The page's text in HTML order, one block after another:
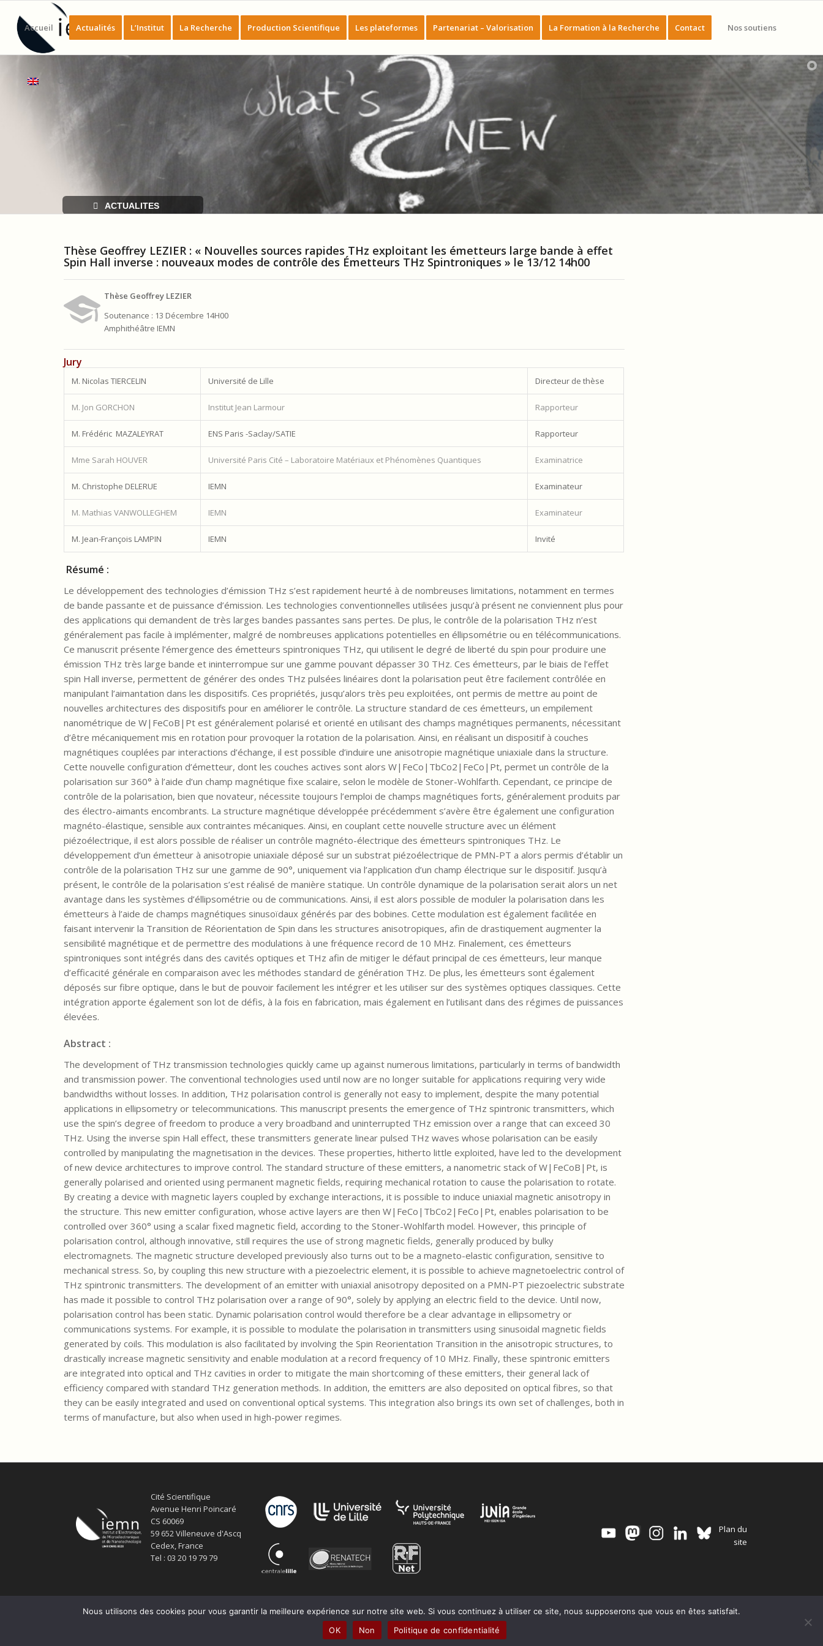
Accueil Actualités L’Institut La Recherche Production Scientifique Les plateformes Partenariat – Valorisation La Formation à la Recherche Contact Nos soutiens
ACTUALITES
Thèse Geoffrey LEZIER : « Nouvelles sources rapides THz exploitant les émetteurs large bande à effet
Spin Hall inverse : nouveaux modes de contrôle des Émetteurs THz Spintroniques » le 13/12 14h00
Thèse Geoffrey LEZIER
Soutenance : 13 Décembre 14H00
Amphithéâtre IEMN
Jury
M. Nicolas TIERCELIN Université de Lille Directeur de thèse
M. Jon GORCHON Institut Jean Larmour Rapporteur
M. Frédéric MAZALEYRAT ENS Paris -Saclay/SATIE Rapporteur
Mme Sarah HOUVER Université Paris Cité – Laboratoire Matériaux et Phénomènes Quantiques Examinatrice
M. Christophe DELERUE IEMN Examinateur
M. Mathias VANWOLLEGHEM IEMN Examinateur
M. Jean-François LAMPIN IEMN Invité
Résumé :
Le développement des technologies d’émission THz s’est rapidement heurté à de nombreuses limitations, notamment en termes
de bande passante et de puissance d’émission. Les technologies conventionnelles utilisées jusqu’à présent ne conviennent plus pour
des applications qui demandent de très larges bandes passantes sans pertes. De plus, le contrôle de la polarisation THz n’est
généralement pas facile à implémenter, malgré de nombreuses applications potentielles en éllipsométrie ou en télécommunications.
Ce manuscrit présente l’émergence des émetteurs spintroniques THz, qui utilisent le degré de liberté du spin pour produire une
émission THz très large bande et ininterrompue sur une gamme pouvant dépasser 30 THz. Ces émetteurs, par le biais de l’effet
spin Hall inverse, permettent de générer des ondes THz pulsées linéaires dont la polarisation peut être facilement contrôlée en
manipulant l’aimantation dans les dispositifs. Ces propriétés, jusqu’alors très peu exploitées, ont permis de mettre au point de
nouvelles architectures des dispositifs pour en améliorer le contrôle. La structure standard de ces émetteurs, un empilement
nanométrique de W|FeCoB|Pt est généralement polarisé et orienté en utilisant des champs magnétiques permanents, nécessitant
d’être mécaniquement mis en rotation pour provoquer la rotation de la polarisation. Ainsi, en réalisant un dispositif à couches
magnétiques couplées par interactions d’échange, il est possible d’induire une anisotropie magnétique uniaxiale dans la structure.
Cette nouvelle configuration d’émetteur, dont les couches actives sont alors W|FeCo|TbCo2|FeCo|Pt, permet un contrôle de la
polarisation sur 360° à l’aide d’un champ magnétique fixe scalaire, selon le modèle de Stoner-Wohlfarth. Cependant, ce principe de
contrôle de la polarisation, bien que novateur, nécessite toujours l’emploi de champs magnétiques forts, généralement produits par
des électro-aimants encombrants. La structure magnétique développée précédemment s’avère être également une configuration
magnéto-élastique, sensible aux contraintes mécaniques. Ainsi, en couplant cette nouvelle structure avec un élément
piézoélectrique, il est alors possible de réaliser un contrôle magnéto-électrique des émetteurs spintroniques THz. Le
développement d’un émetteur à anisotropie uniaxiale déposé sur un substrat piézoélectrique de PMN-PT a alors permis d’établir un
contrôle de la polarisation THz sur une gamme de 90°, uniquement via l’application d’un champ électrique sur le dispositif. Jusqu’à
présent, le contrôle de la polarisation s’est réalisé de manière statique. Un contrôle dynamique de la polarisation serait alors un net
avantage dans les systèmes d’éllipsométrie ou de communications. Ainsi, il est alors possible de moduler la polarisation dans les
émetteurs à l’aide de champs magnétiques sinusoïdaux générés par des bobines. Cette modulation est également facilitée en
faisant intervenir la Transition de Réorientation de Spin dans les structures anisotropiques, afin de drastiquement augmenter la
sensibilité magnétique et de permettre des modulations à une fréquence record de 10 MHz. Finalement, ces émetteurs
spintroniques sont intégrés dans des cavités optiques et THz afin de mitiger le défaut principal de ces émetteurs, leur manque
d’efficacité générale en comparaison avec les méthodes standard de génération THz. De plus, les émetteurs sont également
déposés sur fibre optique, dans le but de pouvoir facilement les intégrer et les utiliser sur des systèmes optiques classiques. Cette
intégration apporte également son lot de défis, à la fois en fabrication, mais également en l’utilisant dans des régimes de puissances
élevées.
Abstract :
The development of THz transmission technologies quickly came up against numerous limitations, particularly in terms of bandwidth
and transmission power. The conventional technologies used until now are no longer suitable for applications requiring very wide
bandwidths without losses. In addition, THz polarisation control is generally not easy to implement, despite the many potential
applications in ellipsometry or telecommunications. This manuscript presents the emergence of THz spintronic transmitters, which
use the spin’s degree of freedom to produce a very broadband and uninterrupted THz emission over a range that can exceed 30
THz. Using the inverse spin Hall effect, these transmitters generate linear pulsed THz waves whose polarisation can be easily
controlled by manipulating the magnetisation in the devices. These properties, hitherto little exploited, have led to the development
of new device architectures to improve control. The standard structure of these emitters, a nanometric stack of W|FeCoB|Pt, is
generally polarised and oriented using permanent magnetic fields, requiring mechanical rotation to cause the polarisation to rotate.
By creating a device with magnetic layers coupled by exchange interactions, it is possible to induce uniaxial magnetic anisotropy in
the structure. This new emitter configuration, whose active layers are then W|FeCo|TbCo2|FeCo|Pt, enables polarisation to be
controlled over 360° using a scalar fixed magnetic field, according to the Stoner-Wohlfarth model. However, this principle of
polarisation control, although innovative, still requires the use of strong magnetic fields, generally produced by bulky
electromagnets. The magnetic structure developed previously also turns out to be a magneto-elastic configuration, sensitive to
mechanical stress. So, by coupling this new structure with a piezoelectric element, it is possible to achieve magnetoelectric control of
THz spintronic transmitters. The development of an emitter with uniaxial anisotropy deposited on a PMN-PT piezoelectric substrate
has made it possible to control THz polarisation over a range of 90°, solely by applying an electric field to the device. Until now,
polarisation control has been static. Dynamic polarisation control would therefore be a clear advantage in ellipsometry or
communications systems. For example, it is possible to modulate the polarisation in transmitters using sinusoidal magnetic fields
generated by coils. This modulation is also facilitated by involving the Spin Reorientation Transition in the anisotropic structures, to
drastically increase magnetic sensitivity and enable modulation at a record frequency of 10 MHz. Finally, these spintronic emitters
are integrated into optical and THz cavities in order to mitigate the main shortcoming of these emitters, their general lack of
efficiency compared with standard THz generation methods. In addition, the emitters are also deposited on optical fibres, so that
they can be easily integrated and used on conventional optical systems. This integration also brings its own set of challenges, both in
terms of manufacture, but also when used in high-power regimes.
Cité Scientifique
Avenue Henri Poincaré
CS 60069
59 652 Villeneuve d'Ascq
Cedex, France
Tel : 03 20 19 79 79
Plan du
site
Nous utilisons des cookies pour vous garantir la meilleure expérience sur notre site web. Si vous continuez à utiliser ce site, nous supposerons que vous en êtes satisfait.
OK
Non Politique de confidentialité